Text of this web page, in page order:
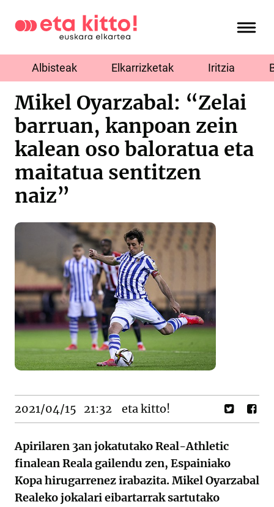
Albisteak Elkarrizketak Iritzia
Mikel Oyarzabal: “Zelai
barruan, kanpoan zein
kalean oso baloratua eta
maitatua sentitzen
naiz”
2021/04/15 21:32 eta kitto!
Apirilaren 3an jokatutako Real-Athletic
finalean Reala gailendu zen, Espainiako
Kopa hirugarrenez irabazita. Mikel Oyarzabal
Realeko jokalari eibartarrak sartutako